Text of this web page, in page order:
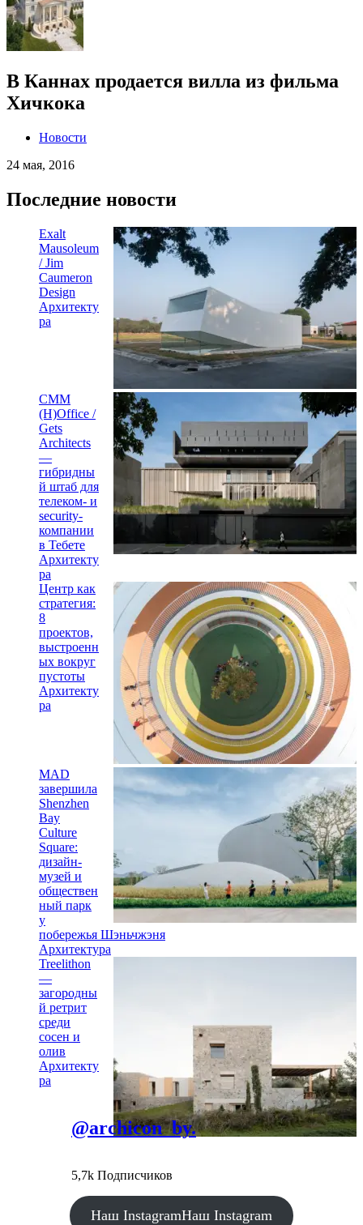
В Каннах продается вилла из фильма
Хичкока
Новости
24 мая, 2016
Последние новости
Exalt
Mausoleum
/ Jim
Caumeron
Design
Архитекту
ра
CMM
(H)Office /
Gets
Architects
—
гибридны
й штаб для
телеком- и
security-
компании
в Тебете
Архитекту
ра
Центр как
стратегия:
8
проектов,
выстроенн
ых вокруг
пустоты
Архитекту
ра
MAD
завершила
Shenzhen
Bay
Culture
Square:
дизайн-
музей и
обществен
ный парк
у
побережья Шэньчжэня
Архитектура
Treelithon
—
загородны
й ретрит
среди
сосен и
олив
Архитекту
ра
@archicon_by.
5,7k Подписчиков
Наш InstagramНаш Instagram